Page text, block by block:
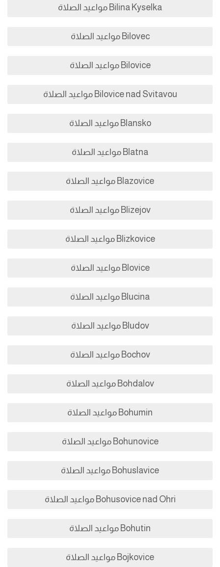
Bilina Kyselka مواعيد الصلاة
Bilovec مواعيد الصلاة
Bilovice مواعيد الصلاة
Bilovice nad Svitavou مواعيد الصلاة
Blansko مواعيد الصلاة
Blatna مواعيد الصلاة
Blazovice مواعيد الصلاة
Blizejov مواعيد الصلاة
Blizkovice مواعيد الصلاة
Blovice مواعيد الصلاة
Blucina مواعيد الصلاة
Bludov مواعيد الصلاة
Bochov مواعيد الصلاة
Bohdalov مواعيد الصلاة
Bohumin مواعيد الصلاة
Bohunovice مواعيد الصلاة
Bohuslavice مواعيد الصلاة
Bohusovice nad Ohri مواعيد الصلاة
Bohutin مواعيد الصلاة
Bojkovice مواعيد الصلاة